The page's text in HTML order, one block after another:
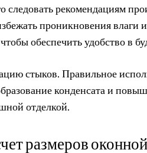
следовать рекомендациям
проникновения влаги
обеспечить удобство в
стыков. Правильное
конденсата и
отделкой.
размеров